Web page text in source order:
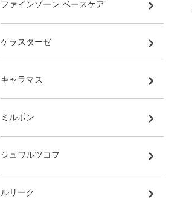
ファインゾーン ベースケア
ケラスターゼ
キャラマス
ミルボン
シュワルツコフ
ルリーク